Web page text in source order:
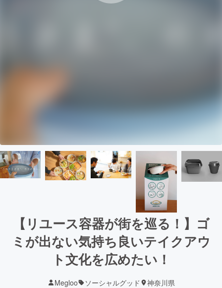
【リユース容器が街を巡る！】ゴ
ミが出ない気持ち良いテイクアウ
ト文化を広めたい！
Megloo ソーシャルグッド 神奈川県